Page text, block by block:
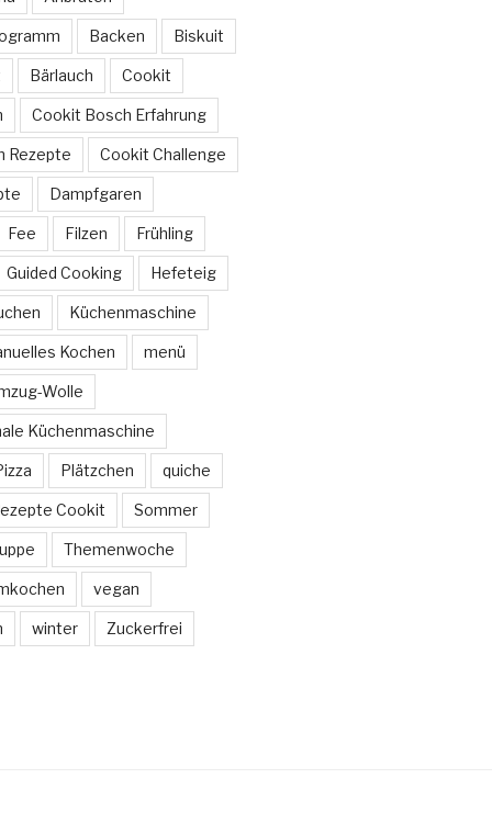
Backen Biskuit
Bärlauch Cookit
Cookit Bosch Erfahrung
Rezepte Cookit Challenge
Dampfgaren
Fee Filzen Frühling
Guided Cooking Hefeteig
Küchenmaschine
Kochen menü
Wolle
Küchenmaschine
Plätzchen quiche
Cookit Sommer
Themenwoche
vegan
winter Zuckerfrei